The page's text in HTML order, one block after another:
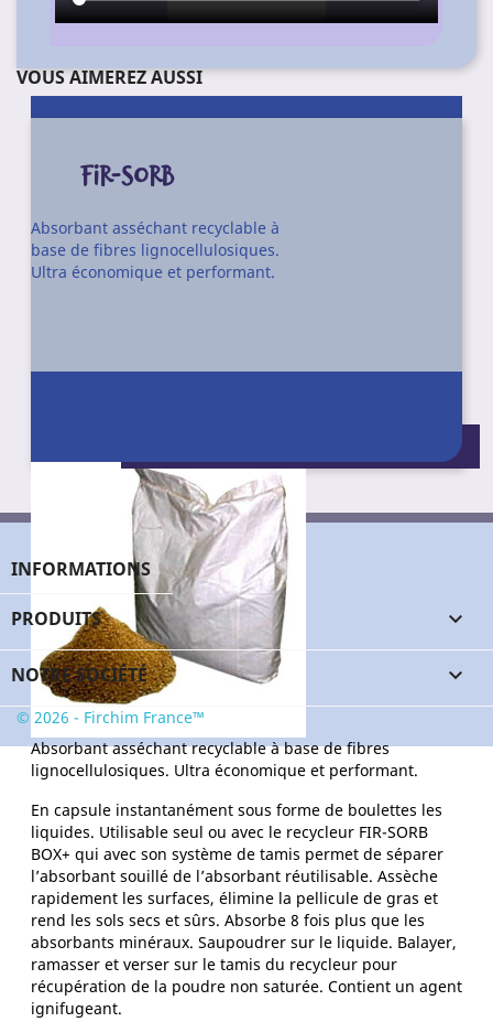
VOUS AIMEREZ AUSSI
Absorbant asséchant recyclable à base de fibres
lignocellulosiques. Ultra économique et performant.
En capsule instantanément sous forme de boulettes les
liquides. Utilisable seul ou avec le recycleur FIR-SORB
BOX+ qui avec son système de tamis permet de séparer
l’absorbant souillé de l’absorbant réutilisable. Assèche
rapidement les surfaces, élimine la pellicule de gras et
rend les sols secs et sûrs. Absorbe 8 fois plus que les
absorbants minéraux. Saupoudrer sur le liquide. Balayer,
ramasser et verser sur le tamis du recycleur pour
récupération de la poudre non saturée. Contient un agent
ignifugeant.
FIR-SORB
Absorbant asséchant recyclable à
base de fibres lignocellulosiques.
Ultra économique et performant.
INFORMATIONS
PRODUITS 
NOTRE SOCIÉTÉ 
© 2026 - Firchim France™